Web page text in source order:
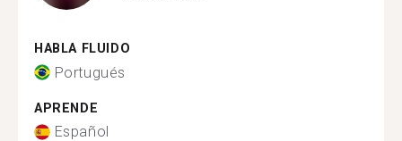
HABLA FLUIDO
Portugués
APRENDE
Español